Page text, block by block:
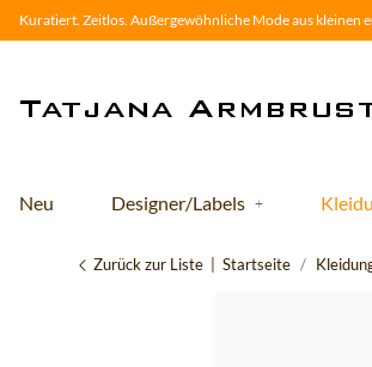
Kuratiert. Zeitlos. Außergewöhnliche Mode aus kleinen
Neu Designer/Labels
Zurück zur Liste Startseite